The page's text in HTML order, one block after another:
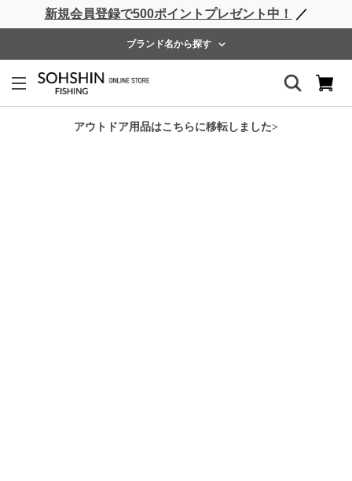
新規会員登録で500ポイントプレゼント中！ ／
ブランド名から探す
アウトドア用品はこちらに移転しました>
ライフベスト ウェーダー レインウェア フットウェア
ホーム > RBB >